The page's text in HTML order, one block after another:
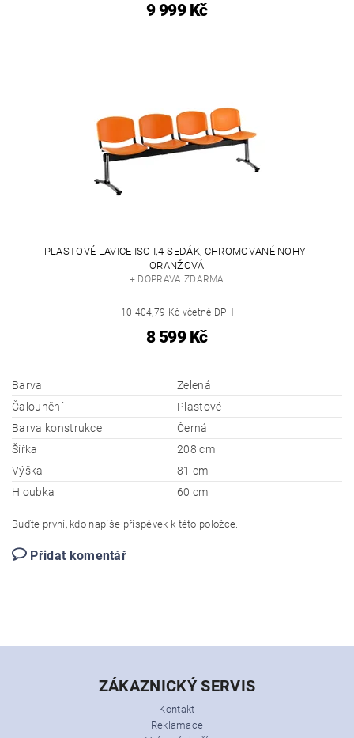
9 999 Kč
PLASTOVÉ LAVICE ISO I,4-SEDÁK, CHROMOVANÉ NOHY-
ORANŽOVÁ
+ DOPRAVA ZDARMA
10 404,79 Kč včetně DPH
8 599 Kč
Barva
Zelená
Čalounění
Plastové
Barva konstrukce
Černá
Šířka
208 cm
Výška
81 cm
Hloubka
60 cm
Buďte první, kdo napíše příspěvek k této položce.
Přidat komentář
ZÁKAZNICKÝ SERVIS
Kontakt
Reklamace